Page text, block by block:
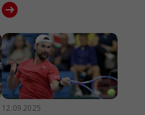
12.09.2025